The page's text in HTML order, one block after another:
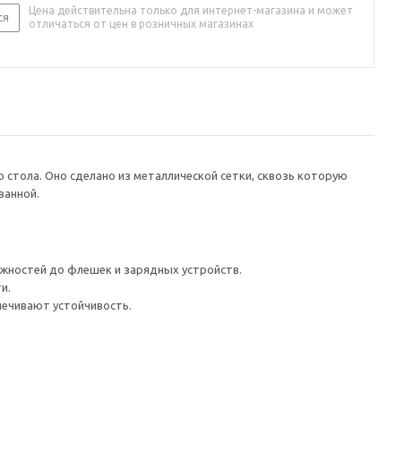
Цена действительна только для интернет-магазина и может
отличаться от цен в розничных магазинах
Оно сделано из металлической сетки, сквозь которую
до флешек и зарядных устройств.
устойчивость.